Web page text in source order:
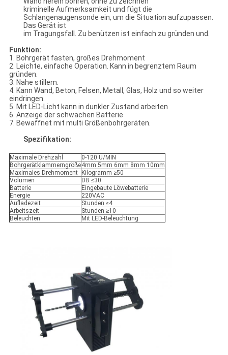
kriminelle Aufmerksamkeit und fügt die
Schlangenaugensonde ein, um die Situation aufzupassen.
Das Gerät ist
im Tragungsfall. Zu benützen ist einfach zu gründen und.
Funktion:
1. Bohrgerät fasten, großes Drehmoment
2. Leichte, einfache Operation. Kann in begrenztem Raum
gründen.
3. Nahe stillem.
4. Kann Wand, Beton, Felsen, Metall, Glas, Holz und so weiter
eindringen.
5. Mit LED-Licht kann in dunkler Zustand arbeiten
6. Anzeige der schwachen Batterie
7. Bewaffnet mit multi Größenbohrgeräten.
Spezifikation:
Maximale Drehzahl
0-120 U/MIN
Bohrgerätklammerngröße4mm 5mm 6mm 8mm 10mm
Maximales Drehmoment
Kilogramm ≥50
Volumen
DB ≤30
Batterie
Eingebaute Löwebatterie
Energie
220VAC
Aufladezeit
Stunden ≤4
Arbeitszeit
Stunden ≥10
Beleuchten
Mit LED-Beleuchtung